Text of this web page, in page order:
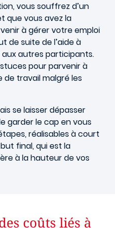
vous souffrez d’un
que vous avez la
à gérer votre emploi
de suite de l’aide à
autres participants.
pour parvenir à
travail malgré les
se laisser dépasser
garder le cap en vous
réalisables à court
final, qui est la
à la hauteur de vos
coûts liés à